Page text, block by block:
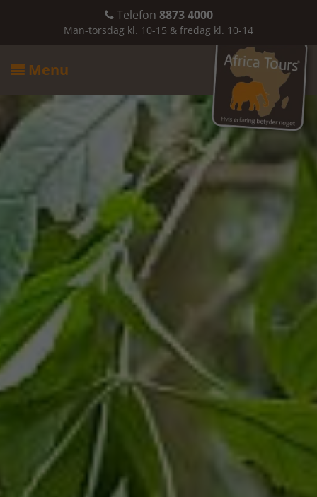
Telefon 8873 4000
Man-torsdag kl. 10-15 & fredag kl. 10-14
 Menu